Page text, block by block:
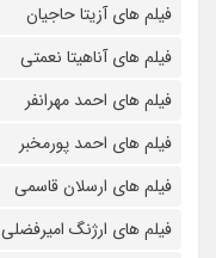
فیلم های آزیتا حاجیان
فیلم های آناهیتا نعمتی
فیلم های احمد مهرانفر
فیلم های احمد پورمخبر
فیلم های ارسلان قاسمی
فیلم های ارژنگ امیرفضلی